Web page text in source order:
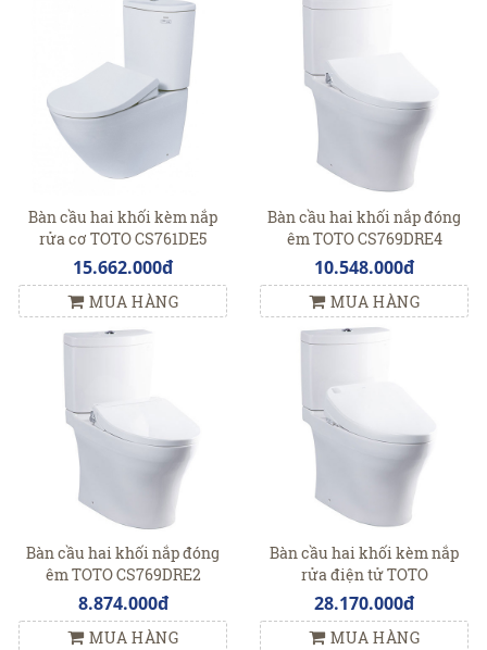
Bàn cầu hai khối kèm nắp
rửa cơ TOTO CS761DE5
15.662.000đ
MUA HÀNG
Bàn cầu hai khối nắp đóng
êm TOTO CS769DRE4
10.548.000đ
MUA HÀNG
Bàn cầu hai khối nắp đóng
êm TOTO CS769DRE2
8.874.000đ
MUA HÀNG
Bàn cầu hai khối kèm nắp
rửa điện tử TOTO
CS769DRW4
28.170.000đ
MUA HÀNG